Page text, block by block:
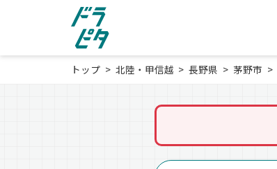
トップ 北陸・甲信越 長野県 茅野市